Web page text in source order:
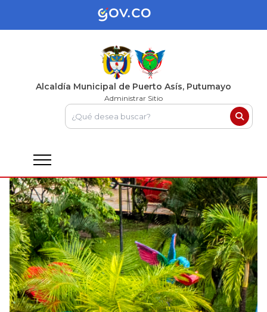
Alcaldía Municipal de Puerto Asís, Putumayo
Administrar Sitio